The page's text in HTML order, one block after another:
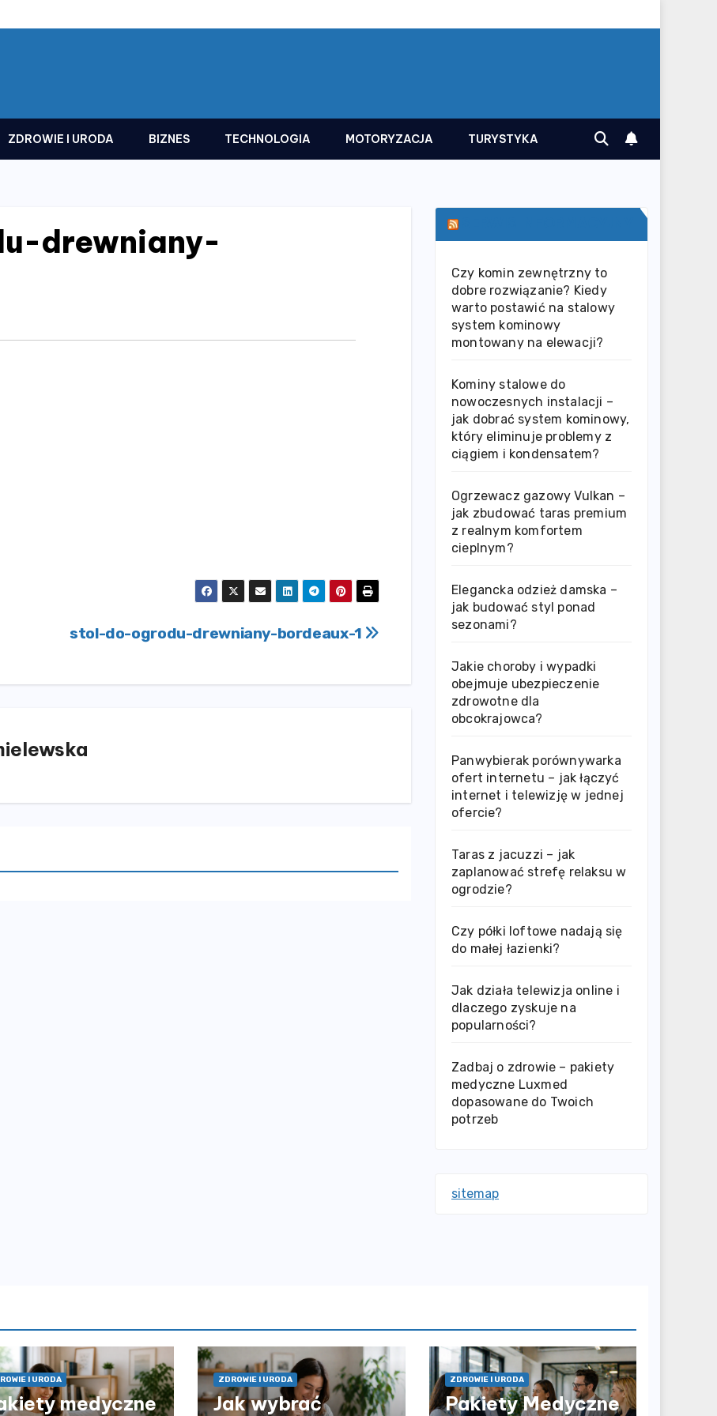
ZDROWIE I URODA BIZNES TECHNOLOGIA MOTORYZACJA TURYSTYKA
drewniany-
stol-do-ogrodu-drewniany-bordeaux-1
Czy komin zewnętrzny to
dobre rozwiązanie? Kiedy
warto postawić na stalowy
system kominowy
montowany na elewacji?
Kominy stalowe do
nowoczesnych instalacji –
jak dobrać system kominowy,
który eliminuje problemy z
ciągiem i kondensatem?
Ogrzewacz gazowy Vulkan –
jak zbudować taras premium
z realnym komfortem
cieplnym?
Elegancka odzież damska –
jak budować styl ponad
sezonami?
Jakie choroby i wypadki
obejmuje ubezpieczenie
zdrowotne dla
obcokrajowca?
Panwybierak porównywarka
ofert internetu – jak łączyć
internet i telewizję w jednej
ofercie?
Taras z jacuzzi – jak
zaplanować strefę relaksu w
ogrodzie?
Czy półki loftowe nadają się
do małej łazienki?
Jak działa telewizja online i
dlaczego zyskuje na
popularności?
Zadbaj o zdrowie – pakiety
medyczne Luxmed
dopasowane do Twoich
potrzeb
sitemap
I URODA
medyczne
ZDROWIE I URODA
Jak wybrać
ZDROWIE I URODA
Pakiety Medyczne